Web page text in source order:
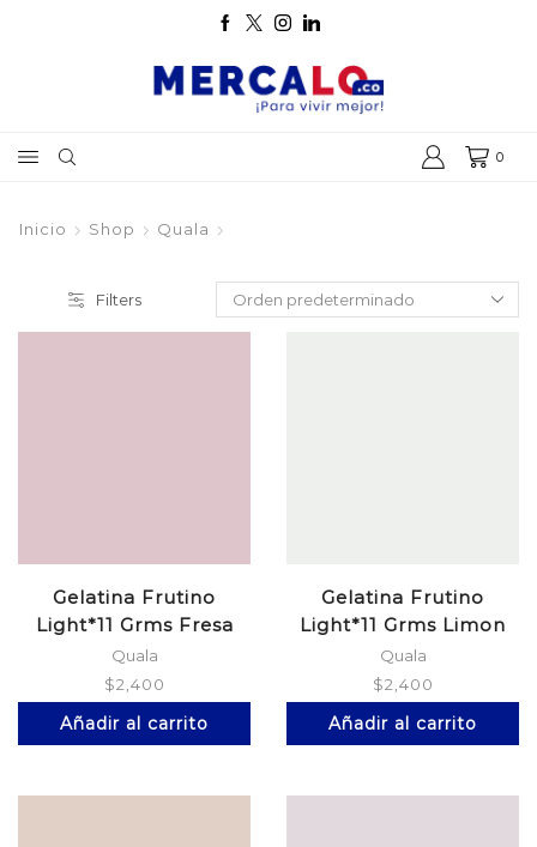
0
Inicio Shop Quala
Filters
Gelatina Frutino
Light*11 Grms Fresa
Quala
$2,400
Añadir al carrito
Gelatina Frutino
Light*11 Grms Limon
Quala
$2,400
Añadir al carrito